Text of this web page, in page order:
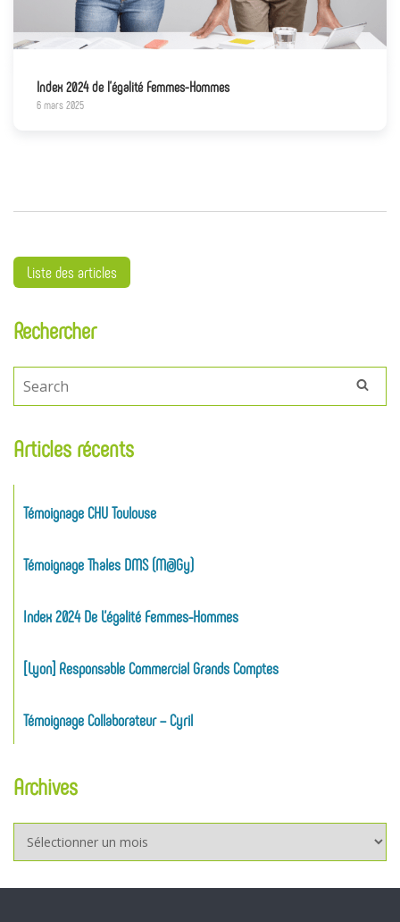
Index 2024 de l’égalité Femmes-Hommes
6 mars 2025
Liste des articles
Rechercher
Articles récents
Témoignage CHU Toulouse
Témoignage Thales DMS (M@gy)
Index 2024 De L’égalité Femmes-Hommes
[Lyon] Responsable Commercial Grands Comptes
Témoignage Collaborateur – Cyril
Archives
Archives